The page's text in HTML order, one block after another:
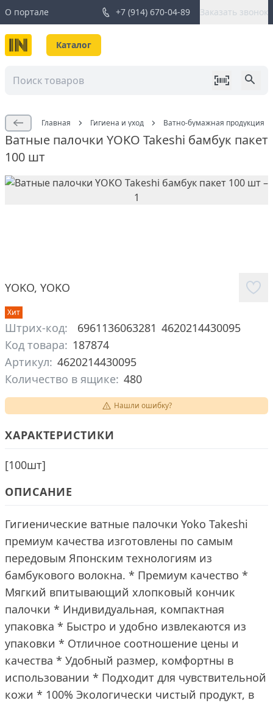
О портале +7 (914) 670-04-89 Заказать звонок
Каталог
Главная Гигиена и уход Ватно-бумажная продукция
Ватные палочки YOKO Takeshi бамбук пакет
100 шт
YOKO, YOKO
Хит
Штрих-код: 6961136063281 4620214430095
Код товара: 187874
Артикул: 4620214430095
Количество в ящике: 480
Нашли ошибку?
ХАРАКТЕРИСТИКИ
[100шт]
ОПИСАНИЕ
Гигиенические ватные палочки Yoko Takeshi
премиум качества изготовлены по самым
передовым Японским технологиям из
бамбукового волокна. * Премиум качество *
Мягкий впитывающий хлопковый кончик
палочки * Индивидуальная, компактная
упаковка * Быстро и удобно извлекаются из
упаковки * Отличное соотношение цены и
качества * Удобный размер, комфортны в
использовании * Подходит для чувствительной
кожи * 100% Экологически чистый продукт, в